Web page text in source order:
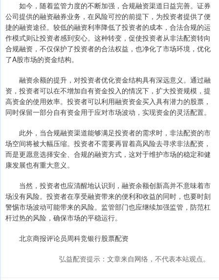
如今，随着监管力度的不断加强，合规融资渠道日益完善。证券
公司提供的融资融券业务，在风险可控的前提下，为投资者提供了便
捷的融资途径。较低的融资利率降低了投资者的成本，合法合规的运
作模式则让投资者感到安心。这种转变，促使投资者从非法配资转向
合规融资，不仅保护了投资者的合法权益，也净化了市场环境，优化
了A股市场的资金结构。
融资余额的提升，对投资者优化资金结构具有深远意义。通过融
资，投资者可以在不增加自有资金投入的情况下，扩大投资规模，提
高资金的使用效率。投资者可以利用融资资金买入具有潜力的股票，
同时保留一部分自有资金用于应对市场波动，实现资金的灵活配置。
此外，当合规融资渠道能够满足投资者的需求时，非法配资的市
场空间将被大幅压缩。投资者不需要再冒着高风险去寻求非法配资，
而是更愿意选择安全、合规的融资方式，这对于维护市场的稳定和健
康发展也有重大意义。
当然，投资者也应清醒地认识到，融资余额创新高并不意味着市
场没有风险。投资者在享受融资带来的便利和收益的同时，也要时刻
警惕市场波动可能带来的风险。监管部门也应继续加强监管，防范杠
杆过热的风险，确保市场的平稳运行。
北京商报评论员周科竞银行股票配资
弘益配资提示：文章来自网络，不代表本站观点。